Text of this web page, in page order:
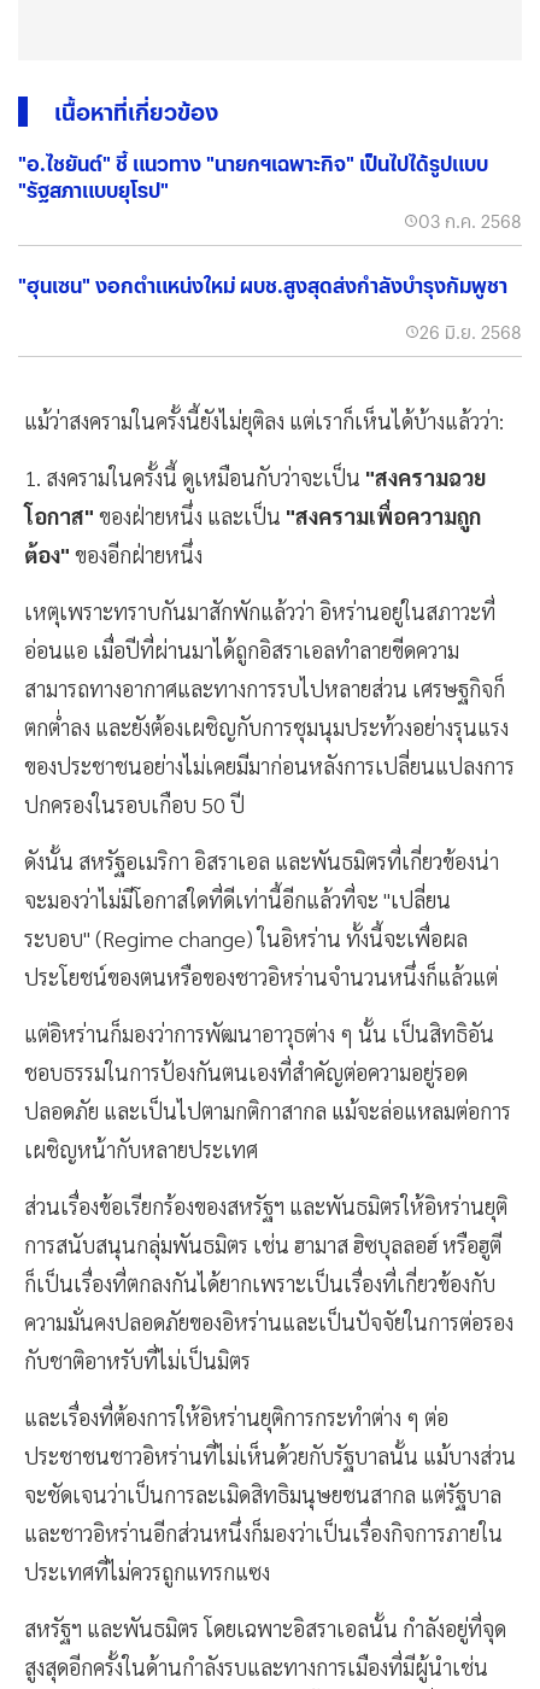
เนื้อหาที่เกี่ยวข้อง
"อ.ไชยันต์" ชี้ แนวทาง "นายกฯเฉพาะกิจ" เป็นไปได้รูปแบบ
"รัฐสภาแบบยุโรป"
03 ก.ค. 2568
"ฮุนเซน" งอกตำแหน่งใหม่ ผบช.สูงสุดส่งกำลังบำรุงกัมพูชา
26 มิ.ย. 2568
แม้ว่าสงครามในครั้งนี้ยังไม่ยุติลง แต่เราก็เห็นได้บ้างแล้วว่า:
1. สงครามในครั้งนี้ ดูเหมือนกับว่าจะเป็น "สงครามฉวย
โอกาส" ของฝ่ายหนึ่ง และเป็น "สงครามเพื่อความถูก
ต้อง" ของอีกฝ่ายหนึ่ง
เหตุเพราะทราบกันมาสักพักแล้วว่า อิหร่านอยู่ในสภาวะที่
อ่อนแอ เมื่อปีที่ผ่านมาได้ถูกอิสราเอลทำลายขีดความ
สามารถทางอากาศและทางการรบไปหลายส่วน เศรษฐกิจก็
ตกต่ำลง และยังต้องเผชิญกับการชุมนุมประท้วงอย่างรุนแรง
ของประชาชนอย่างไม่เคยมีมาก่อนหลังการเปลี่ยนแปลงการ
ปกครองในรอบเกือบ 50 ปี
ดังนั้น สหรัฐอเมริกา อิสราเอล และพันธมิตรที่เกี่ยวข้องน่า
จะมองว่าไม่มีโอกาสใดที่ดีเท่านี้อีกแล้วที่จะ "เปลี่ยน
ระบอบ" (Regime change) ในอิหร่าน ทั้งนี้จะเพื่อผล
ประโยชน์ของตนหรือของชาวอิหร่านจำนวนหนึ่งก็แล้วแต่
แต่อิหร่านก็มองว่าการพัฒนาอาวุธต่าง ๆ นั้น เป็นสิทธิอัน
ชอบธรรมในการป้องกันตนเองที่สำคัญต่อความอยู่รอด
ปลอดภัย และเป็นไปตามกติกาสากล แม้จะล่อแหลมต่อการ
เผชิญหน้ากับหลายประเทศ
ส่วนเรื่องข้อเรียกร้องของสหรัฐฯ และพันธมิตรให้อิหร่านยุติ
การสนับสนุนกลุ่มพันธมิตร เช่น ฮามาส ฮิซบุลลอฮ์ หรือฮูตี
ก็เป็นเรื่องที่ตกลงกันได้ยากเพราะเป็นเรื่องที่เกี่ยวข้องกับ
ความมั่นคงปลอดภัยของอิหร่านและเป็นปัจจัยในการต่อรอง
กับชาติอาหรับที่ไม่เป็นมิตร
และเรื่องที่ต้องการให้อิหร่านยุติการกระทำต่าง ๆ ต่อ
ประชาชนชาวอิหร่านที่ไม่เห็นด้วยกับรัฐบาลนั้น แม้บางส่วน
จะชัดเจนว่าเป็นการละเมิดสิทธิมนุษยชนสากล แต่รัฐบาล
และชาวอิหร่านอีกส่วนหนึ่งก็มองว่าเป็นเรื่องกิจการภายใน
ประเทศที่ไม่ควรถูกแทรกแซง
สหรัฐฯ และพันธมิตร โดยเฉพาะอิสราเอลนั้น กำลังอยู่ที่จุด
สูงสุดอีกครั้งในด้านกำลังรบและทางการเมืองที่มีผู้นำเช่น